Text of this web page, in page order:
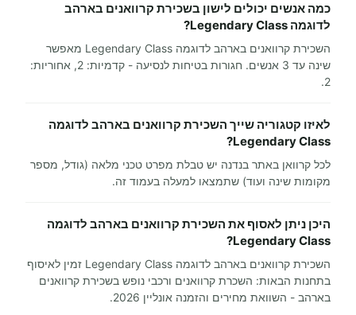
כמה אנשים יכולים לישון בשכירת קרוואנים בארהב
לדוגמה Legendary Class?
השכירת קרוואנים בארהב לדוגמה Legendary Class מאפשר
שינה עד 3 אנשים. חגורות בטיחות לנסיעה - קדמיות: 2, אחוריות:
2.
לאיזו קטגוריה שייך השכירת קרוואנים בארהב לדוגמה
Legendary Class?
לכל קרוואן באתר בנדנה יש טבלת מפרט טכני מלאה (גודל, מספר
מקומות שינה ועוד) שתמצאו למעלה בעמוד זה.
היכן ניתן לאסוף את השכירת קרוואנים בארהב לדוגמה
Legendary Class?
השכירת קרוואנים בארהב לדוגמה Legendary Class זמין לאיסוף
בתחנות הבאות: השכרת קרוואנים ורכבי נופש בשכירת קרוואנים
בארהב - השוואת מחירים והזמנה אונליין 2026.